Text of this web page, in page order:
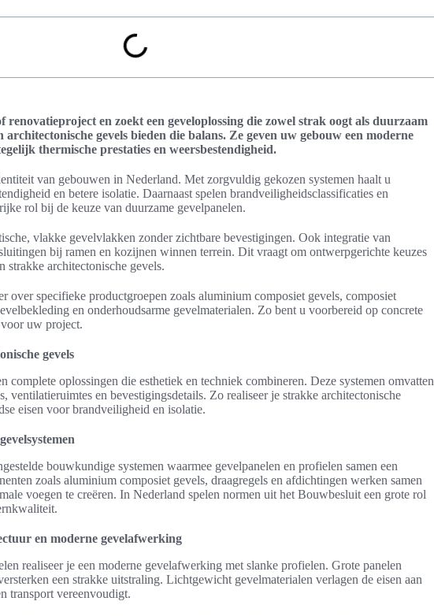
renovatieproject en zoekt een geveloplossing die zowel strak oogt als duurzaam
architectonische gevels bieden die balans. Ze geven uw gebouw een moderne
thermische prestaties en weersbestendigheid.
van gebouwen in Nederland. Met zorgvuldig gekozen systemen haalt u
en betere isolatie. Daarnaast spelen brandveiligheidsclassificaties en
rol bij de keuze van duurzame gevelpanelen.
vlakke gevelvlakken zonder zichtbare bevestigingen. Ook integratie van
bij ramen en kozijnen winnen terrein. Dit vraagt om ontwerpgerichte keuzes
strakke architectonische gevels.
over specifieke productgroepen zoals aluminium composiet gevels, composiet
en onderhoudsarme gevelmaterialen. Zo bent u voorbereid op concrete
uw project.
gevels
complete oplossingen die esthetiek en techniek combineren. Deze systemen omvatten
ventilatieruimtes en bevestigingsdetails. Zo realiseer je strakke architectonische
eisen voor brandveiligheid en isolatie.
bouwkundige systemen waarmee gevelpanelen en profielen samen een
zoals aluminium composiet gevels, draagregels en afdichtingen werken samen
voegen te creëren. In Nederland spelen normen uit het Bouwbesluit een grote rol
en moderne gevelafwerking
realiseer je een moderne gevelafwerking met slanke profielen. Grote panelen
een strakke uitstraling. Lichtgewicht gevelmaterialen verlagen de eisen aan
transport vereenvoudigt.